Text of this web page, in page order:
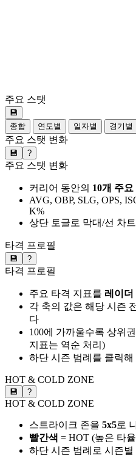
주요 스탯
💾
종합
연도별 일자별 경기별
주요 스탯 변화
💾 ?
주요 스탯 변화
커리어 동안의 10개 주요
AVG, OBP, SLG, OPS,
K%
상단 토글로 막대/선 차
타격 프로필
💾 ?
타격 프로필
주요 타격 지표를 레이더
각 축의 값은 해당 시즌
다
100에 가까울수록 상위
지표는 역순 처리)
하단 시즌 범례를 클릭
HOT & COLD ZONE
💾 ?
HOT & COLD ZONE
스트라이크 존을 5x5로
빨간색 = HOT (높은 타
하단 시즌 범례로 시즌